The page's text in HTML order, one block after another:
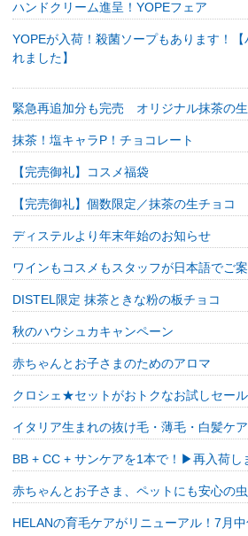
ハンドクリーム進呈！YOPEフェア
YOPEが入荷！殺菌ソープもあります！
れました】
緊急再追加分も完売 オリジナル抹茶の生
抹茶！塩キャラP！チョコレート
【完売御礼】コスメ福袋
【完売御礼】個数限定／抹茶の生チョコ
ディステルより年末年始のお知らせ
ワインもコスメもスタッフが日本語でご
DISTEL限定 抹茶ときな粉の板チョコ
秋のハウシュカキャンペーン
赤ちゃんとお子さまのためのアロマ
クロシェ★セットがおトクなお試しセール
イタリア生まれの抜け毛・薄毛・白髪ケア
BB + CC + サンケアを1本で！▶再入荷し
赤ちゃんとお子さま、ペットにも安心の虫
HELANの育毛ケアがリニューアル！7月